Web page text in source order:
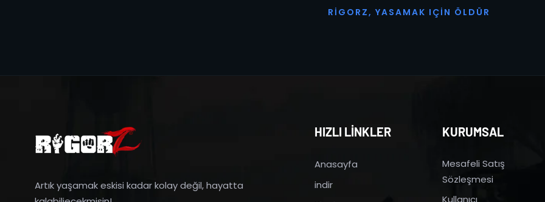
R I G O R Z, YASAMAK I ÇI N Ö L D Ü R
Artık yaşamak eskisi kadar kolay değil, hayatta
HIZLI LİNKLER
Anasayfa
indir
KURUMSAL
Mesafeli Satış
Sözleşmesi
Kullanıcı